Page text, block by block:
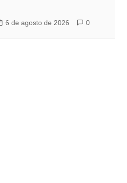
6 de agosto de 2026 0